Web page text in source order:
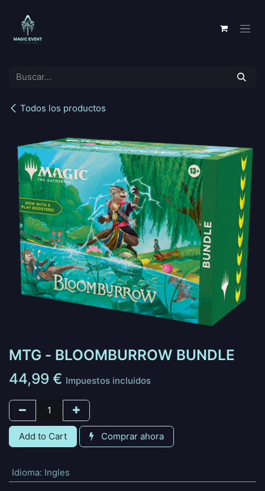
Todos los productos
MTG - BLOOMBURROW BUNDLE
44,99 € Impuestos incluidos
Add to Cart Comprar ahora
Idioma: Ingles